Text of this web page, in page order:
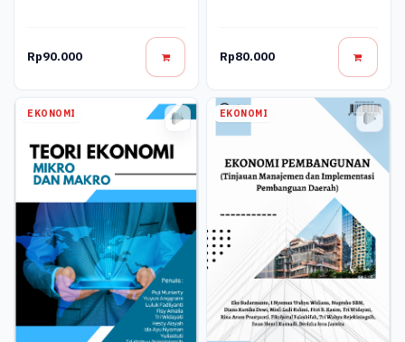
Rp90.000 Rp80.000
EKONOMI EKONOMI